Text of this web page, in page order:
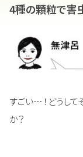
4種の顆粒で害
すごい…！どうし
か？